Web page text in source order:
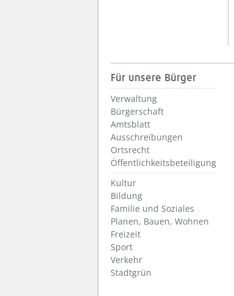
Für unsere Bürger
Verwaltung
Bürgerschaft
Amtsblatt
Ausschreibungen
Ortsrecht
Öffentlichkeitsbeteiligung
Kultur
Bildung
Familie und Soziales
Planen, Bauen, Wohnen
Freizeit
Sport
Verkehr
Stadtgrün